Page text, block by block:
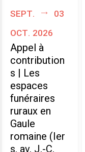
sept.
03
oct. 2026
Appel à
contribution
s | Les
espaces
funéraires
ruraux en
Gaule
romaine (Ier
s. av. J.-C.